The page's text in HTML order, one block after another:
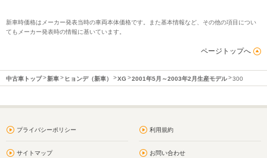
新車時価格はメーカー発表当時の車両本体価格です。また基本情報など、その他の項目につい
てもメーカー発表時の情報に基いています。
ページトップへ
中古車トップ 新車 ヒョンデ（新車） XG 2001年5月～2003年2月生産モデル 300
プライバシーポリシー 利用規約
サイトマップ お問い合わせ